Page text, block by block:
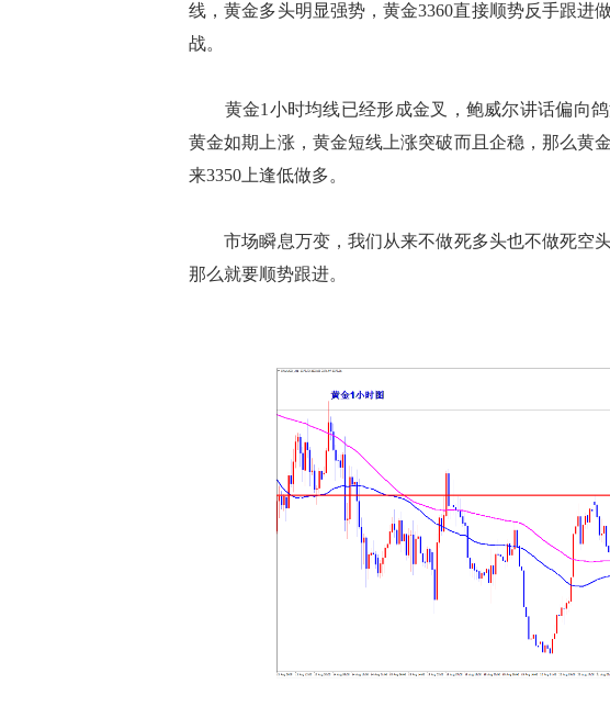
线，黄金多头明显强势，黄金3360直接顺势反手跟进
战。
黄金1小时均线已经形成金叉，鲍威尔讲话偏向鸽
黄金如期上涨，黄金短线上涨突破而且企稳，那么黄
来3350上逢低做多。
市场瞬息万变，我们从来不做死多头也不做死空头
那么就要顺势跟进。